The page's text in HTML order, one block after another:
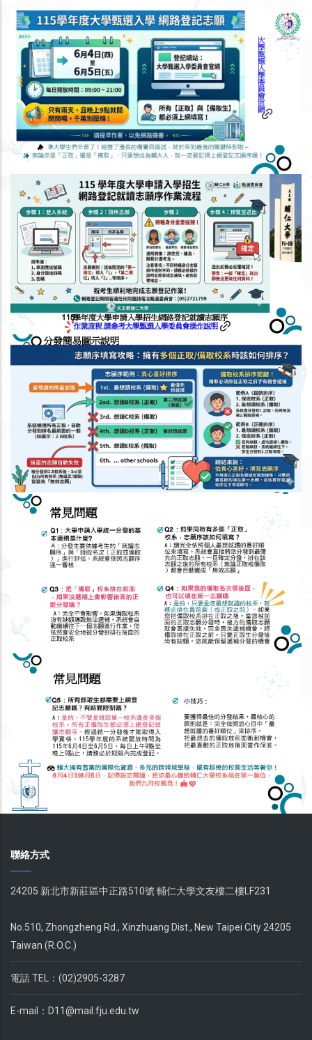
圖
片
聯絡方式
24205 新北市新莊區中正路510號 輔仁大學文友樓二樓LF231
No.510, Zhongzheng Rd., Xinzhuang Dist., New Taipei City 24205
Taiwan (R.O.C.)
電話 TEL：(02)2905-3287
E-mail： D11@mail.fju.edu.tw